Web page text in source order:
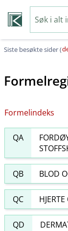
Siste besøkte sider (
Formelindeks
QA
QB BLOD
QC
QD